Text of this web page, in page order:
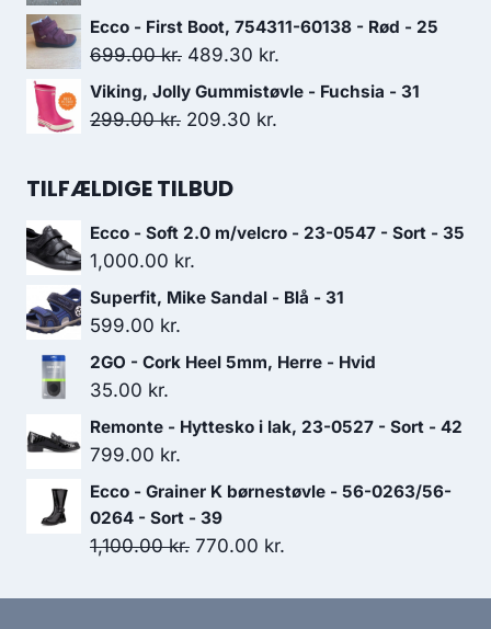
1,149.00 kr..804.30 kr..
oprindelige
pris
699.00 kr..
aktuelle
489.30 kr..
Ecco - First Boot, 754311-60138 - Rød - 25
699.00kr. Den
oprindelige
pris
489.30 kr.
aktuelle
Viking, Jolly Gummistøvle - Fuchsia - 31
299.00kr. Den
pris
299.00 kr..
209.30 kr.
209.30 kr..
TILFÆLDIGE TILBUD
Ecco - Soft 2.0 m/velcro - 23-0547 - Sort - 35
1,000.00 kr.
Superfit, Mike Sandal - Blå - 31
599.00 kr.
2GO - Cork Heel 5mm, Herre - Hvid
35.00 kr.
Remonte - Hyttesko i lak, 23-0527 - Sort - 42
799.00 kr.
Ecco - Grainer K børnestøvle - 56-0263/56-
0264 - Sort - 39
1,100.00kr. Den
pris
770.00 kr.
pris